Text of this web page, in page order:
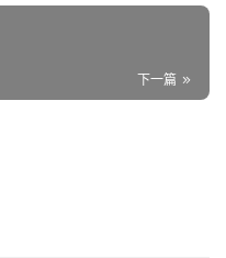
下一篇